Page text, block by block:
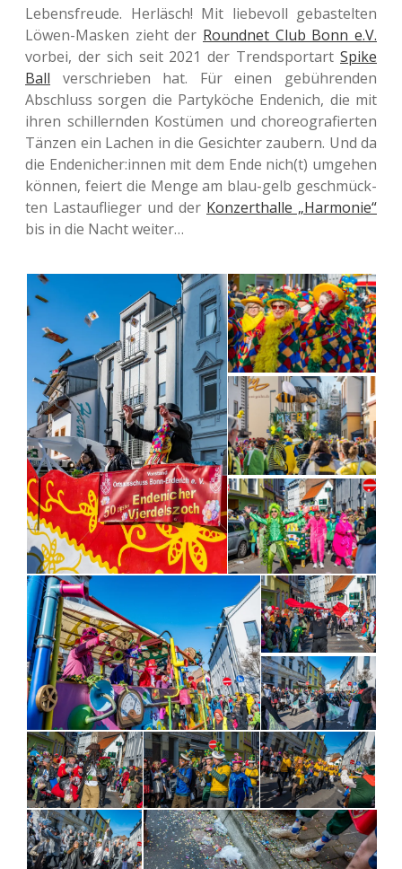
Lebens­freu­de. Her­läsch! Mit lie­be­voll gebas­tel­ten
Löwen-Masken zieht der Round­net Club Bonn e.V.
vorbei, der sich seit 2021 der Trend­sport­art Spike
Ball ver­schrie­ben hat. Für einen gebüh­ren­den
Abschluss sorgen die Par­ty­kö­che Ende­nich, die mit
ihren schil­lern­den Kos­tü­men und cho­reo­gra­fier­ten
Tänzen ein Lachen in die Gesich­ter zau­bern. Und da
die Endenicher:innen mit dem Ende nich(t) umge­hen
können, feiert die Menge am blau-gelb geschmück­
ten Last­au­flie­ger und der Kon­zert­hal­le „Har­mo­nie“
bis in die Nacht weiter…